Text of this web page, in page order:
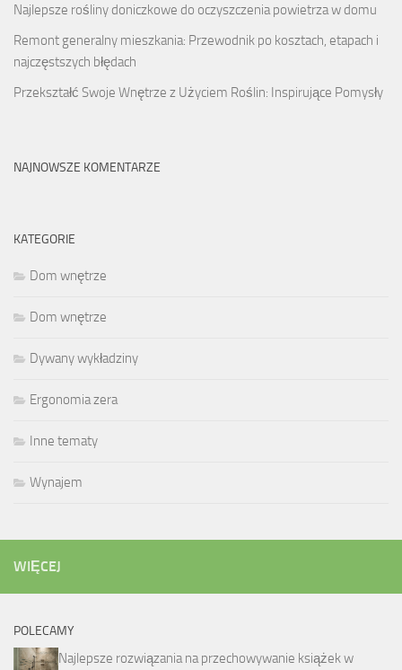
Najlepsze rośliny doniczkowe do oczyszczenia powietrza w domu
Remont generalny mieszkania: Przewodnik po kosztach, etapach i
najczęstszych błędach
Przekształć Swoje Wnętrze z Użyciem Roślin: Inspirujące Pomysły
NAJNOWSZE KOMENTARZE
KATEGORIE
Dom wnętrze
Dom wnętrze
Dywany wykładziny
Ergonomia zera
Inne tematy
Wynajem
WIĘCEJ
POLECAMY
Najlepsze rozwiązania na przechowywanie książek w